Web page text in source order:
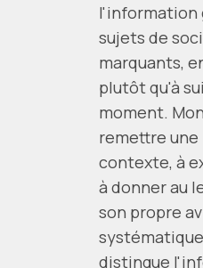
l'information
sujets de
marquants,
plutôt qu'à
moment.
remettre une
contexte, à
à donner au
son propre
distingue